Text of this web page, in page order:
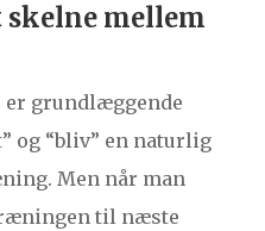
mellem
er grundlæggende
og “bliv” en naturlig
Men når man
til næste